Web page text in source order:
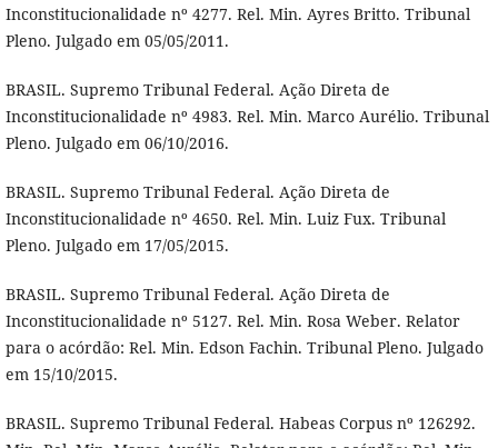
Inconstitucionalidade nº 4277. Rel. Min. Ayres Britto. Tribunal
Pleno. Julgado em 05/05/2011.
BRASIL. Supremo Tribunal Federal. Ação Direta de
Inconstitucionalidade nº 4983. Rel. Min. Marco Aurélio. Tribunal
Pleno. Julgado em 06/10/2016.
BRASIL. Supremo Tribunal Federal. Ação Direta de
Inconstitucionalidade nº 4650. Rel. Min. Luiz Fux. Tribunal
Pleno. Julgado em 17/05/2015.
BRASIL. Supremo Tribunal Federal. Ação Direta de
Inconstitucionalidade nº 5127. Rel. Min. Rosa Weber. Relator
para o acórdão: Rel. Min. Edson Fachin. Tribunal Pleno. Julgado
em 15/10/2015.
BRASIL. Supremo Tribunal Federal. Habeas Corpus nº 126292.